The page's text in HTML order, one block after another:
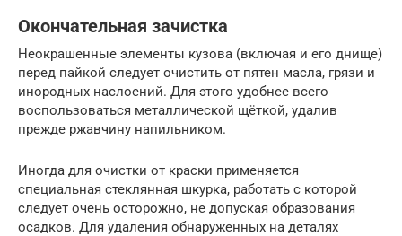
Окончательная зачистка
Неокрашенные элементы кузова (включая и его днище)
перед пайкой следует очистить от пятен масла, грязи и
инородных наслоений. Для этого удобнее всего
воспользоваться металлической щёткой, удалив
прежде ржавчину напильником.
Иногда для очистки от краски применяется
специальная стеклянная шкурка, работать с которой
следует очень осторожно, не допуская образования
осадков. Для удаления обнаруженных на деталях